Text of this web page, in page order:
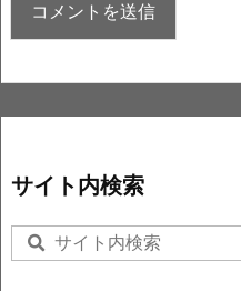
サイト内検索